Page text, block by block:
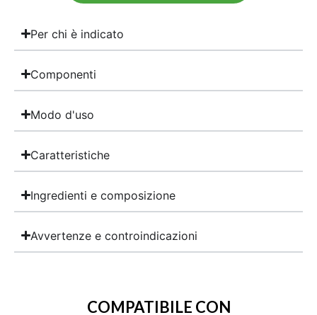
Per chi è indicato
Componenti
Modo d'uso
Caratteristiche
Ingredienti e composizione
Avvertenze e controindicazioni
COMPATIBILE CON